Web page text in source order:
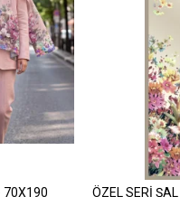
70X190 ÖZEL SERİ